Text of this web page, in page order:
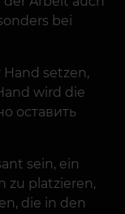
bei
setzen,
wird die
оставить
sein, ein
zu platzieren,
die in den